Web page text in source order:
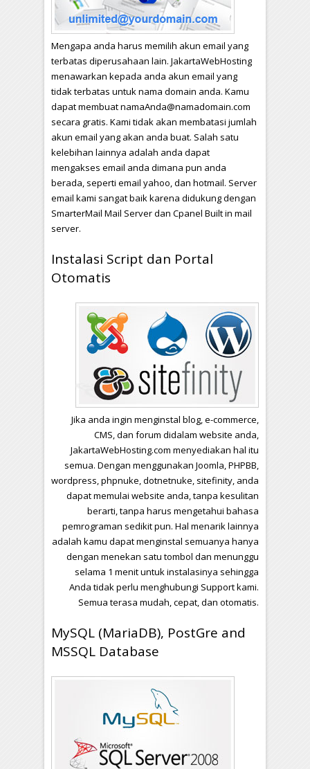
Mengapa anda harus memilih akun email yang
terbatas diperusahaan lain. JakartaWebHosting
menawarkan kepada anda akun email yang
tidak terbatas untuk nama domain anda. Kamu
dapat membuatnamaAnda@namadomain.com
secara gratis. Kami tidak akan membatasi jumlah
akun email yang akan anda buat. Salah satu
kelebihan lainnya adalah anda dapat
mengakses email anda dimana pun anda
berada, seperti email yahoo, dan hotmail. Server
email kami sangat baik karena didukung dengan
SmarterMail Mail Server dan Cpanel Built in mail
server.
Instalasi Script dan Portal
Otomatis
Jika anda ingin menginstal blog, e-commerce,
CMS, dan forum didalam website anda,
JakartaWebHosting.com menyediakan hal itu
semua. Dengan menggunakan Joomla, PHPBB,
wordpress, phpnuke, dotnetnuke, sitefinity, anda
dapat memulai website anda, tanpa kesulitan
berarti, tanpa harus mengetahui bahasa
pemrograman sedikit pun. Hal menarik lainnya
adalah kamu dapat menginstal semuanya hanya
dengan menekan satu tombol dan menunggu
selama 1 menit untuk instalasinya sehingga
Anda tidak perlu menghubungi Support kami.
Semua terasa mudah, cepat, dan otomatis.
MySQL (MariaDB), PostGre and
MSSQL Database